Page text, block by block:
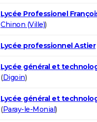
Lycée Professionel
Chinon (Ville))
Lycée professionnel Astier
Lycée général et
(Digoin)
Lycée général et
(Paray-le-Monial)